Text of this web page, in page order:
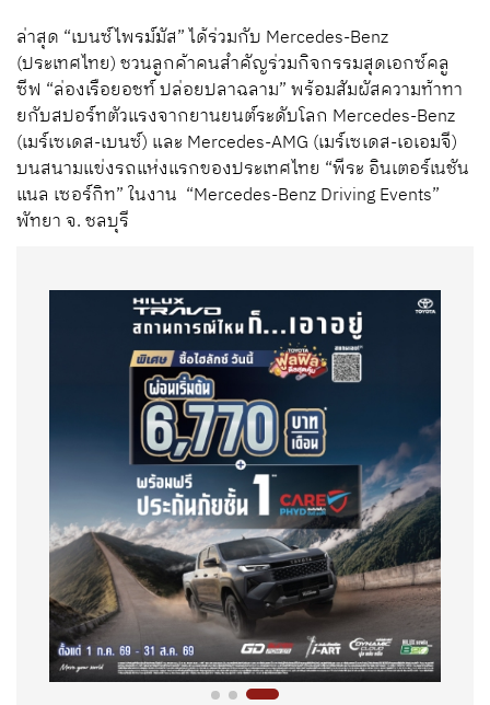
ล่าสุด “เบนซ์ไพรม์มัส” ได้ร่วมกับ Mercedes-Benz
(ประเทศไทย) ชวนลูกค้าคนสำคัญร่วมกิจกรรมสุดเอกซ์คลู
ซีฟ “ล่องเรือยอชท์ ปล่อยปลาฉลาม” พร้อมสัมผัสความท้าทา
ยกับสปอร์ทตัวแรงจากยานยนต์ระดับโลก Mercedes-Benz
(เมร์เซเดส-เบนซ์) และ Mercedes-AMG (เมร์เซเดส-เอเอมจี)
บนสนามแข่งรถแห่งแรกของประเทศไทย “พีระ อินเตอร์เนชัน
แนล เซอร์กิท” ในงาน “Mercedes-Benz Driving Events”
พัทยา จ. ชลบุรี